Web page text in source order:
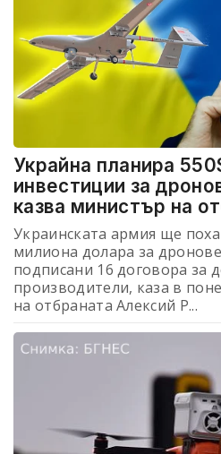
Украйна планира
инвестиции за
казва министър на
Украинската армия ще
милиона долара за
подписани 16 договора за
производители, каза в
на отбраната Алексий Р...